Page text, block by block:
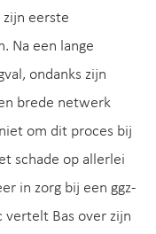
eerste
Na een lange
ondanks zijn
brede netwerk
om dit proces bij
schade op allerlei
in zorg bij een ggz-
vertelt Bas over zijn